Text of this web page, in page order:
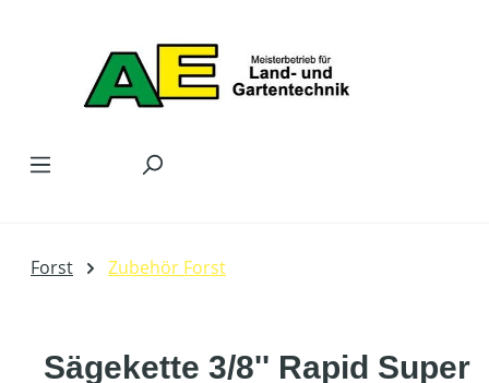
Forst Zubehör Forst
Sägekette 3/8'' Rapid Super